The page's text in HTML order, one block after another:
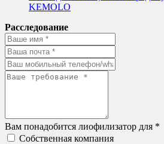
KEMOLO
Расследование
Вам понадобится лиофилизатор для *
Собственная компания